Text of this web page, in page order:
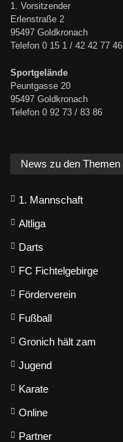
1. Vorsitzender
Erlenstraße 2
95497 Goldkronach
Telefon 0 15 1 / 42 42 77 46
Sportgelände
Peuntgasse 20
95497 Goldkronach
Telefon 0 92 73 / 83 86
News zu den Themen
1. Mannschaft
Altliga
Darts
FC Fichtelgebirge
Förderverein
Fußball
Gronich hält zam
Jugend
Karate
Online
Partner